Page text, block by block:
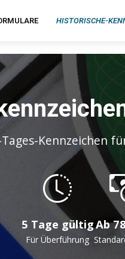
HISTORISCHE-
Kennzeichen
5 Tage gültig
Für Überführung
Ab